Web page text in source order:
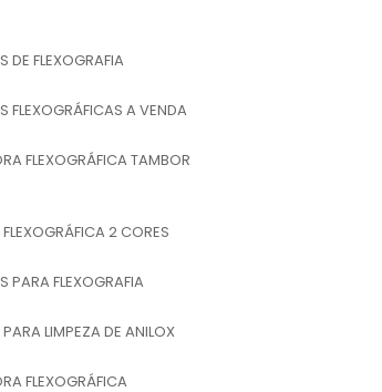
DE FLEXOGRAFIA
FLEXOGRÁFICAS A VENDA
FLEXOGRÁFICA TAMBOR
2 CORES
PARA FLEXOGRAFIA
LIMPEZA DE ANILOX
FLEXOGRÁFICA